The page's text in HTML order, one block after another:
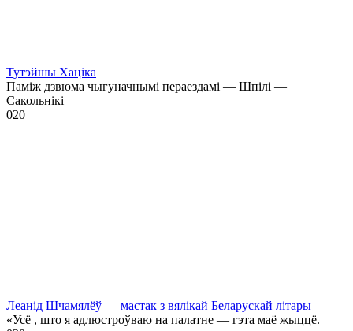
Тутэйшы Хаціка
Паміж дзвюма чыгуначнымі пераездамі — Шпілі —
Сакольнікі
020
Леанід Шчамялёў — мастак з вялікай Беларускай літары
«Усё , што я адлюстроўваю на палатне — гэта маё жыццё.